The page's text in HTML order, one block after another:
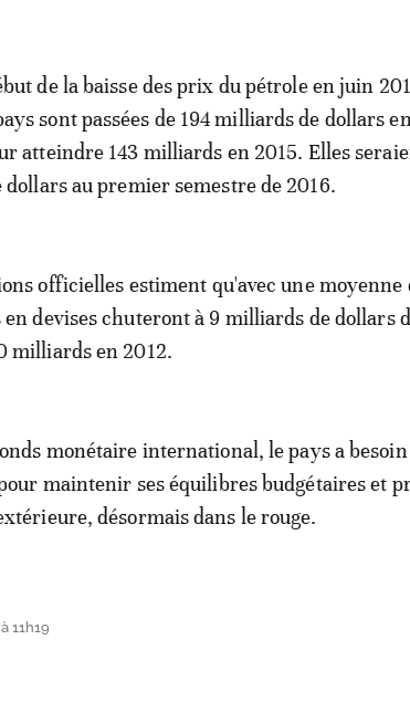
de la baisse des prix du pétrole en juin
sont passées de 194 milliards de dollars
atteindre 143 milliards en 2015. Elles
au premier semestre de 2016.
officielles estiment qu'avec une
en devises chuteront à 9 milliards de dollars
milliards en 2012.
monétaire international, le pays a
maintenir ses équilibres budgétaires et
désormais dans le rouge.
11h19